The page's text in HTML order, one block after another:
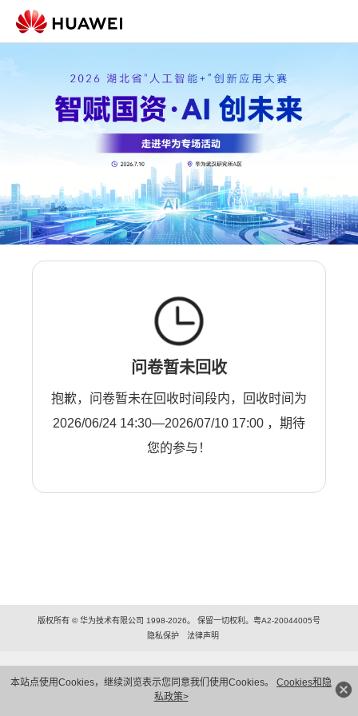
本站点使用Cookies，继续浏览表示您同意我们使用Cookies。 Cookies和隐
私政策>
问卷暂未回收
抱歉，问卷暂未在回收时间段内，回收时间为
2026/06/24 14:30—2026/07/10 17:00 ，期待
您的参与！
版权所有 © 华为技术有限公司 1998-2026。 保留一切权利。粤A2-20044005号
隐私保护
法律声明